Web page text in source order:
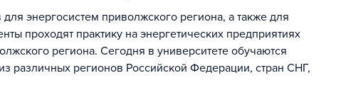
энергосистем приволжского региона, а также для
проходят практику на энергетических предприятиях
региона. Сегодня в университете обучаются
различных регионов Российской Федерации, стран СНГ,